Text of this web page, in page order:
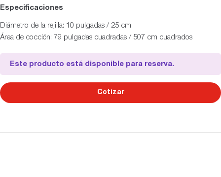
Especificaciones
Diámetro de la rejilla: 10 pulgadas / 25 cm
Área de cocción: 79 pulgadas cuadradas / 507 cm cuadrados
Este producto está disponible para reserva.
Cotizar